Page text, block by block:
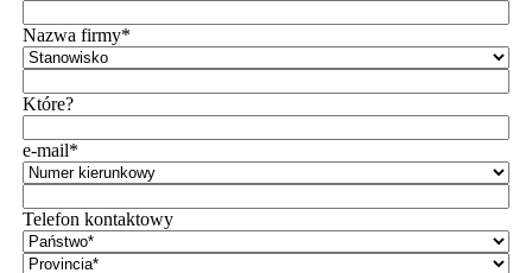
Nazwa firmy*
Które?
e-mail*
Telefon kontaktowy